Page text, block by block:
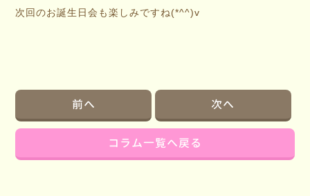
次回のお誕生日会も楽しみですね(*^^)v
前へ 次へ
コラム一覧へ戻る